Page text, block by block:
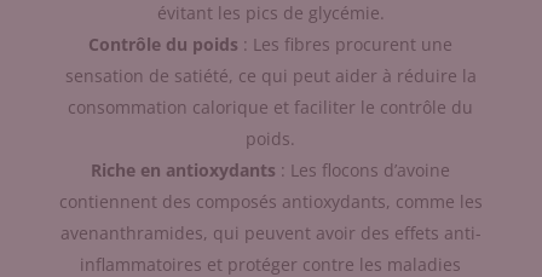
évitant les pics de glycémie.
Contrôle du poids : Les fibres procurent une
sensation de satiété, ce qui peut aider à réduire la
consommation calorique et faciliter le contrôle du
poids.
Riche en antioxydants : Les flocons d’avoine
contiennent des composés antioxydants, comme les
avenanthramides, qui peuvent avoir des effets anti-
inflammatoires et protéger contre les maladies